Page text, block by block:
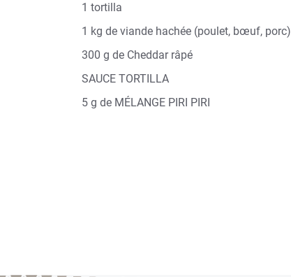
1 tortilla
1 kg de viande hachée (poulet, bœuf, porc)
300 g de Cheddar râpé
SAUCE TORTILLA
5 g de MÉLANGE PIRI PIRI